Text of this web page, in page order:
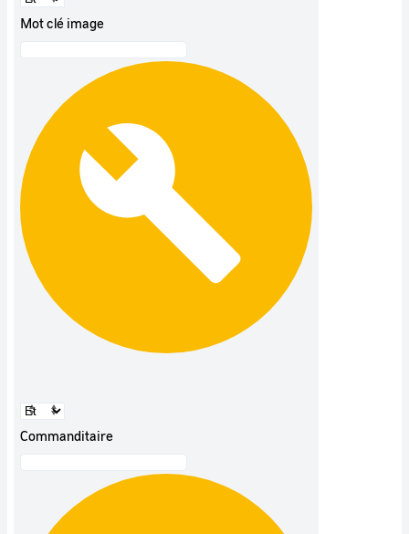
Mot clé image
Commanditaire